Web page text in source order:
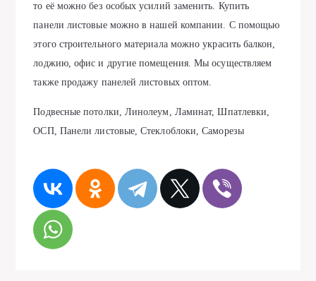
то её можно без особых усилий заменить. Купить
панели листовые можно в нашей компании. С помощью
этого строительного материала можно украсить балкон,
лоджию, офис и другие помещения. Мы осуществляем
также продажу панелей листовых оптом.
Подвесные потолки, Линолеум, Ламинат, Шпатлевки,
ОСП, Панели листовые, Стеклоблоки, Саморезы